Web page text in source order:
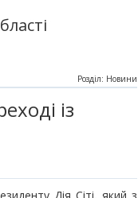
із
Розділ: Новини